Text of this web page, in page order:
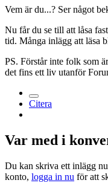
Vem är du...? Ser något
Nu får du se till att låsa
tid. Många inlägg att läsa
PS. Förstår inte folk som
det fins ett liv utanför
Citera
Var med i
Du kan skriva ett inlägg
konto, logga in nu för att